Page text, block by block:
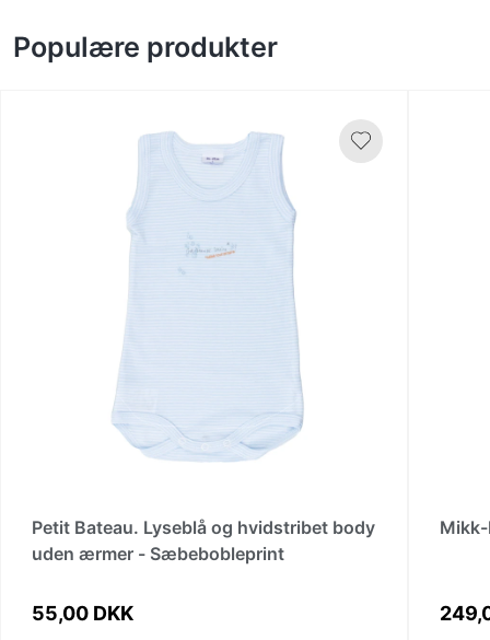
Populære produkter
Petit Bateau. Lyseblå og hvidstribet body
uden ærmer - Sæbebobleprint
55,00 DKK